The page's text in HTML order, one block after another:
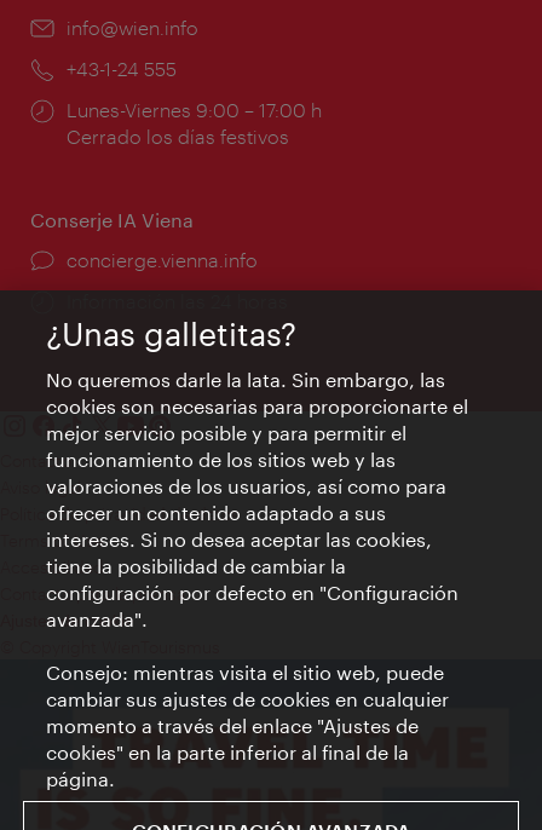
e-
info@wien.info
Teléfono:
+43-1-24 555
Horarios
de
Lunes-Viernes 9:00 – 17:00 h
Cerrado los días festivos
Conserje IA Viena
concierge.vienna.info
Contacto
Aviso legal
Política de privacidad de datos
Terms of Use
Accesibilidad
Contacto para la prensa
Ajustes de cookie
¿Unas galletitas?
No queremos darle la lata. Sin embargo, las
cookies son necesarias para proporcionarte el
mejor servicio posible y para permitir el
funcionamiento de los sitios web y las
valoraciones de los usuarios, así como para
ofrecer un contenido adaptado a sus
intereses. Si no desea aceptar las cookies,
tiene la posibilidad de cambiar la
configuración por defecto en "Configuración
avanzada".
Consejo: mientras visita el sitio web, puede
cambiar sus ajustes de cookies en cualquier
momento a través del enlace "Ajustes de
cookies" en la parte inferior al final de la
página.